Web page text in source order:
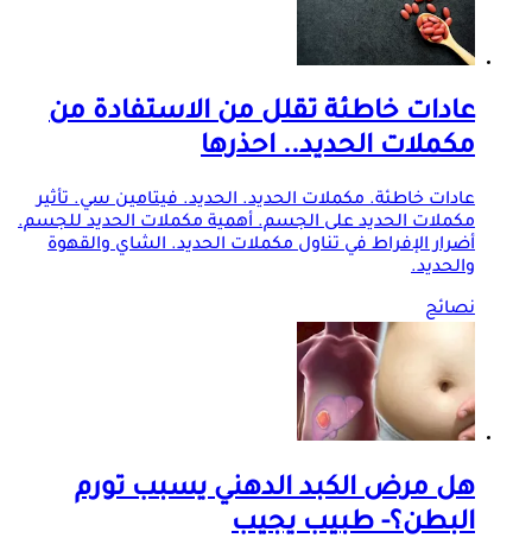
عادات خاطئة تقلل من الاستفادة من
مكملات الحديد.. احذرها
عادات خاطئة. مكملات الحديد. الحديد. فيتامين سي. تأثير
مكملات الحديد على الجسم. أهمية مكملات الحديد للجسم.
أضرار الإفراط في تناول مكملات الحديد. الشاي والقهوة
والحديد.
نصائح
هل مرض الكبد الدهني يسبب تورم
البطن؟- طبيب يجيب